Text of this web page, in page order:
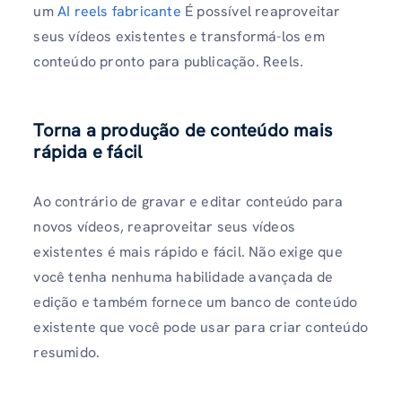
umAI reels fabricante É possível reaproveitar
seus vídeos existentes e transformá-los em
conteúdo pronto para publicação. Reels.
Torna a produção de conteúdo mais
rápida e fácil
Ao contrário de gravar e editar conteúdo para
novos vídeos, reaproveitar seus vídeos
existentes é mais rápido e fácil. Não exige que
você tenha nenhuma habilidade avançada de
edição e também fornece um banco de conteúdo
existente que você pode usar para criar conteúdo
resumido.